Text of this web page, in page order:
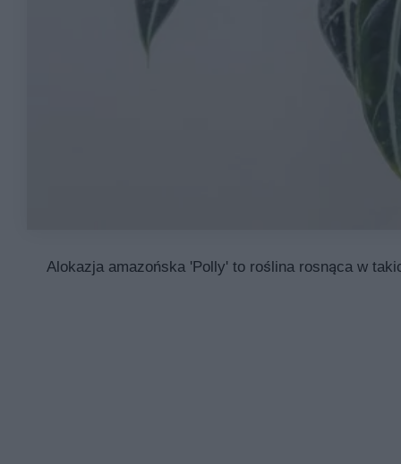
Alokazja amazońska 'Polly' to roślina rosnąca w